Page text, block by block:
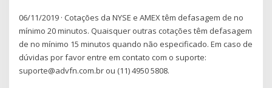
06/11/2019 · Cotações da NYSE e AMEX têm defasagem de no
mínimo 20 minutos. Quaisquer outras cotações têm defasagem
de no mínimo 15 minutos quando não especificado. Em caso de
dúvidas por favor entre em contato com o suporte:
suporte@advfn.com.br ou (11) 4950 5808.